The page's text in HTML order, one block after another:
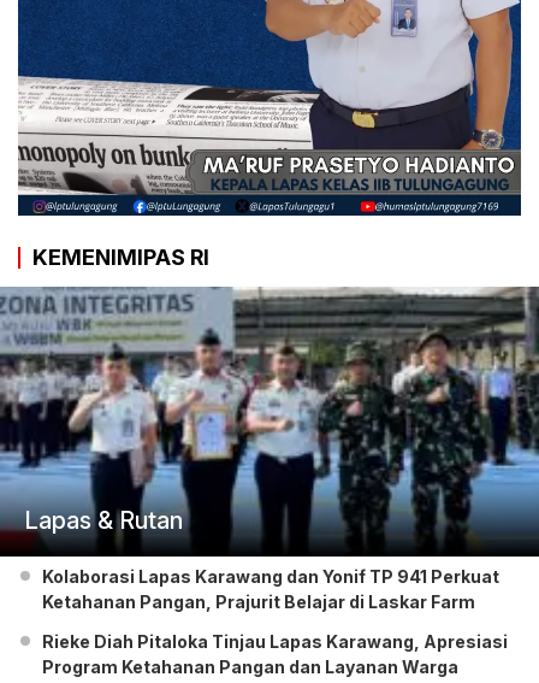
KEMENIMIPAS RI
Lapas & Rutan
Kolaborasi Lapas Karawang dan Yonif TP 941 Perkuat
Ketahanan Pangan, Prajurit Belajar di Laskar Farm
Rieke Diah Pitaloka Tinjau Lapas Karawang, Apresiasi
Program Ketahanan Pangan dan Layanan Warga